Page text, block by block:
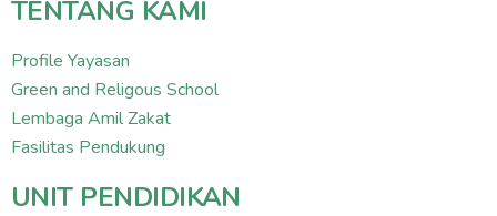
TENTANG KAMI
Profile Yayasan
Green and Religous School
Lembaga Amil Zakat
Fasilitas Pendukung
UNIT PENDIDIKAN